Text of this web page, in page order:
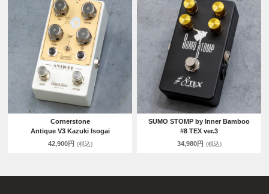
Cornerstone
Antique V3 Kazuki Isogai
42,900円 (税込)
SUMO STOMP by Inner Bamboo
#8 TEX ver.3
34,980円 (税込)